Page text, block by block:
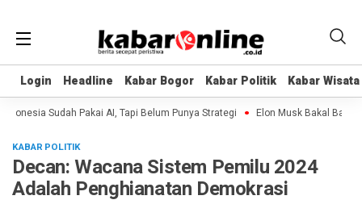
Login Headline Kabar Bogor Kabar Politik Kabar Wisata
Login Headline Kabar Bogor Kabar Politik Kabar Wisata
Sudah Pakai AI, Tapi Belum Punya Strategi Elon Musk Bakal Bangun
KABAR POLITIK
Decan: Wacana Sistem Pemilu 2024
Adalah Penghianatan Demokrasi